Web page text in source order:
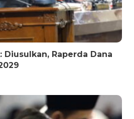
Diusulkan, Raperda Dana